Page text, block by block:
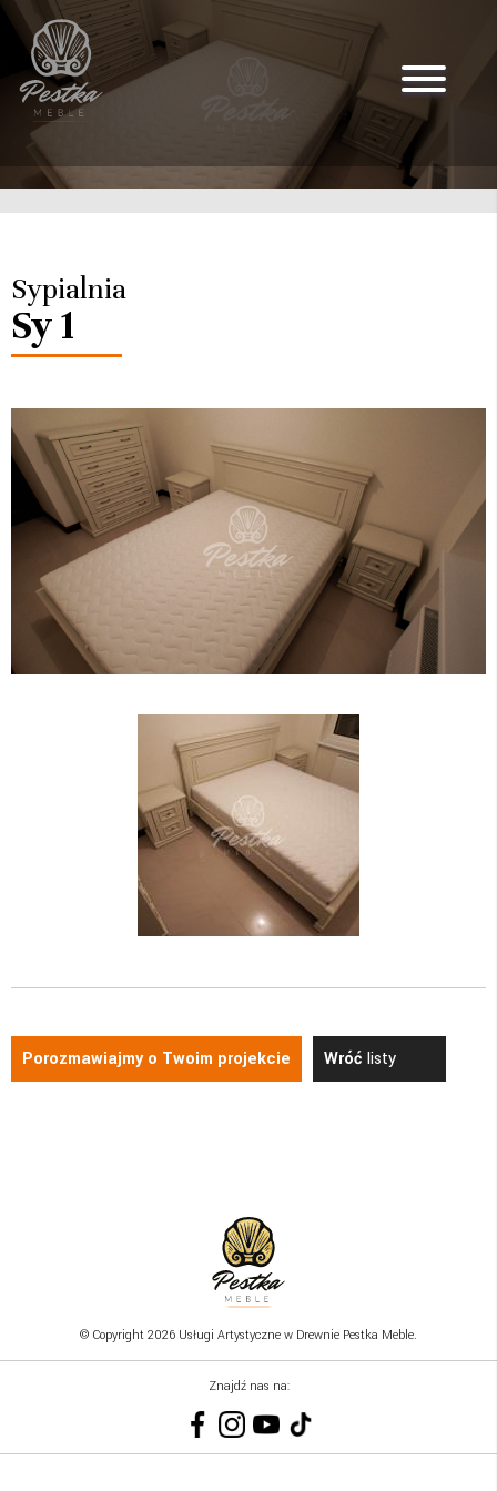
Sypialnia
Sy 1
Porozmawiajmy o Twoim projekcie Wróć listy
© Copyright 2026 Usługi Artystyczne w Drewnie Pestka Meble.
Znajdź nas na: